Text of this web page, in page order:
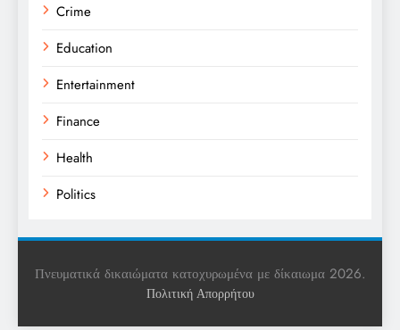
Crime
Education
Entertainment
Finance
Health
Politics
Science
Πνευματικά δικαιώματα κατοχυρωμένα με δίκαιωμα 2026.
Πολιτική Απορρήτου